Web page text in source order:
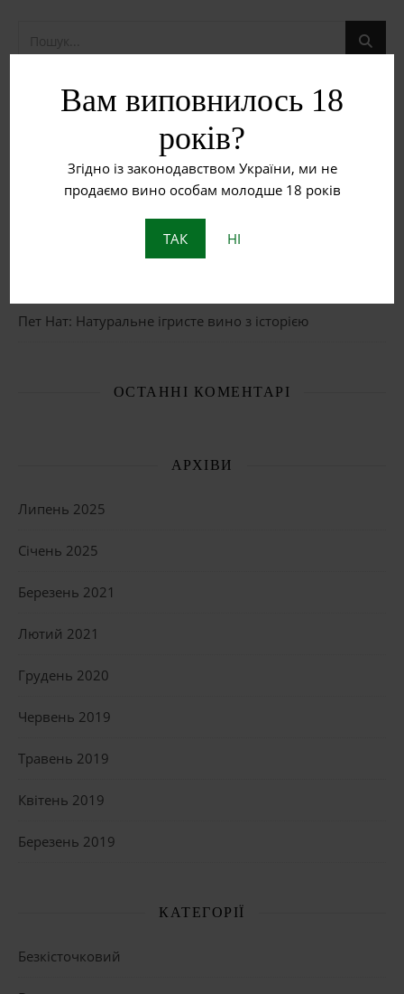
Вам виповнилось 18
років?
Згідно із законодавством України, ми не
продаємо вино особам молодше 18 років
ТАК НІ
НЕДАВНІ ЗАПИСИ
Червоне вино
Пет Нат: Натуральне ігристе вино з історією
ОСТАННІ КОМЕНТАРІ
АРХІВИ
Липень 2025
Січень 2025
Березень 2021
Лютий 2021
Грудень 2020
Червень 2019
Травень 2019
Квітень 2019
Березень 2019
КАТЕГОРІЇ
Безкісточковий